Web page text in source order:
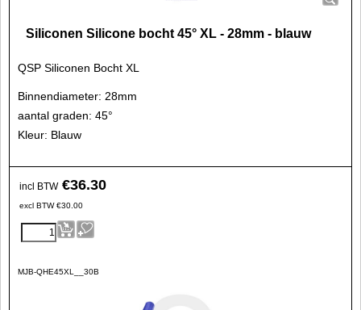
Siliconen Silicone bocht 45° XL - 28mm - blauw
QSP Siliconen Bocht XL
Binnendiameter: 28mm
aantal graden: 45°
Kleur: Blauw
incl BTW €36.30
excl BTW €30.00
MJB-QHE45XL__30B